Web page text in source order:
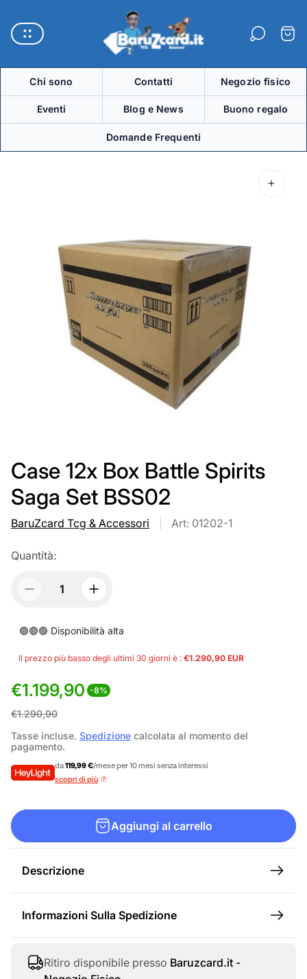
del
negozio"
Chi sono Contatti Negozio fisico
Eventi Blog e News Buono regalo
Domande Frequenti
Case 12x Box Battle Spirits
Saga Set BSS02
BaruZcard Tcg & Accessori Art: 01202-1
Quantità:
🟢🟢🟢 Disponibilità alta
Il prezzo più basso degli ultimi 30 giorni è : €1.290,90 EUR
P
r
e
z
o
d
€1.199,90 -8%
P
r
e
z
o
n
€1.290,90
Tasse incluse. Spedizione calcolata al momento del
pagamento.
da119,99 €/mese per 10 mesi senza interessi
scopri di più
Aggiungi al carrello
Descrizione
Informazioni Sulla Spedizione
Ritiro disponibile presso Baruzcard.it -